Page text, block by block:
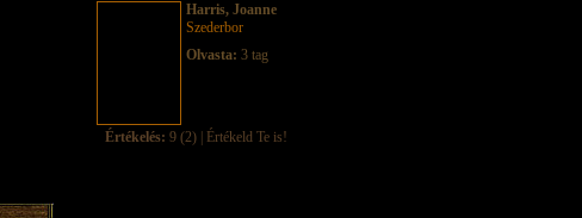
Harris, Joanne
Szederbor
Olvasta: 3 tag
Értékelés: 9 (2) | Értékeld Te is!